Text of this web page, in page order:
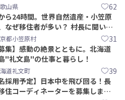
山県 62
ら24時間。世界自然遺産・小笠原
なぜ移住者が多い？ 村長に聞いて
都小笠原村 31
募集】感動の絶景とともに。北海道
"礼文島"の仕事と暮らし！
道礼文町 39
名採用予定】日本中を飛び回る！長
住コーディネーターを募集しま